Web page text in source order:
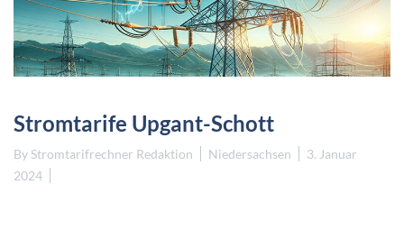
Stromtarife Upgant-Schott
By Stromtarifrechner Redaktion Niedersachsen
3. Januar
2024